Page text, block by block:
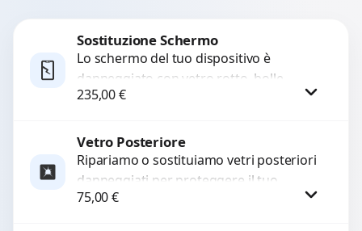
Sostituzione Schermo
Lo schermo del tuo dispositivo è
danneggiato con vetro rotto, bolle,
macchie, schermo nero o pixel morti?
235,00€
Procedi
Vetro Posteriore
Ripariamo o sostituiamo vetri posteriori
danneggiati per proteggere il tuo
dispositivo e ripristinare l’estetica
75,00€